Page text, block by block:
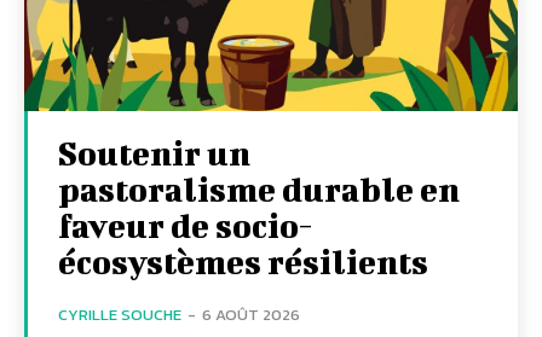
Soutenir un
pastoralisme durable en
faveur de socio-
écosystèmes résilients
CYRILLE SOUCHE - 6 AOÛT 2026